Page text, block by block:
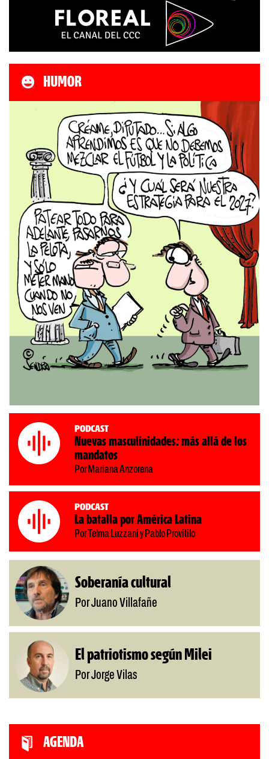
HUMOR
Podcast
Nuevas masculinidades: más allá de los
mandatos
Por Mariana Anzorena
Podcast
La batalla por América Latina
Por Telma Luzzani y Pablo Provitilo
Soberanía cultural
Por Juano Villafañe
El patriotismo según Milei
Por Jorge Vilas
AGENDA